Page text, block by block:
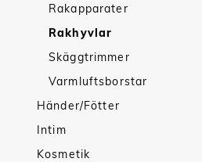
Rakapparater
Rakhyvlar
Skäggtrimmer
Varmluftsborstar
Händer/Fötter
Intim
Kosmetik